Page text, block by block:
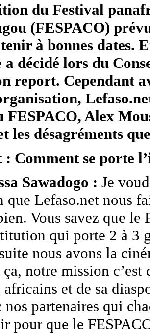
du Festival
(FESPACO)
à bonnes dates.
décidé lors du
report. Cependant
FESPACO, Alex
les désagréments
: Comment se porte
Sawadogo : Je
Lefaso.net nous
Vous savez que
qui porte 2 à 3
nous avons la
notre mission
et de sa
nos partenaires qui
pour que le